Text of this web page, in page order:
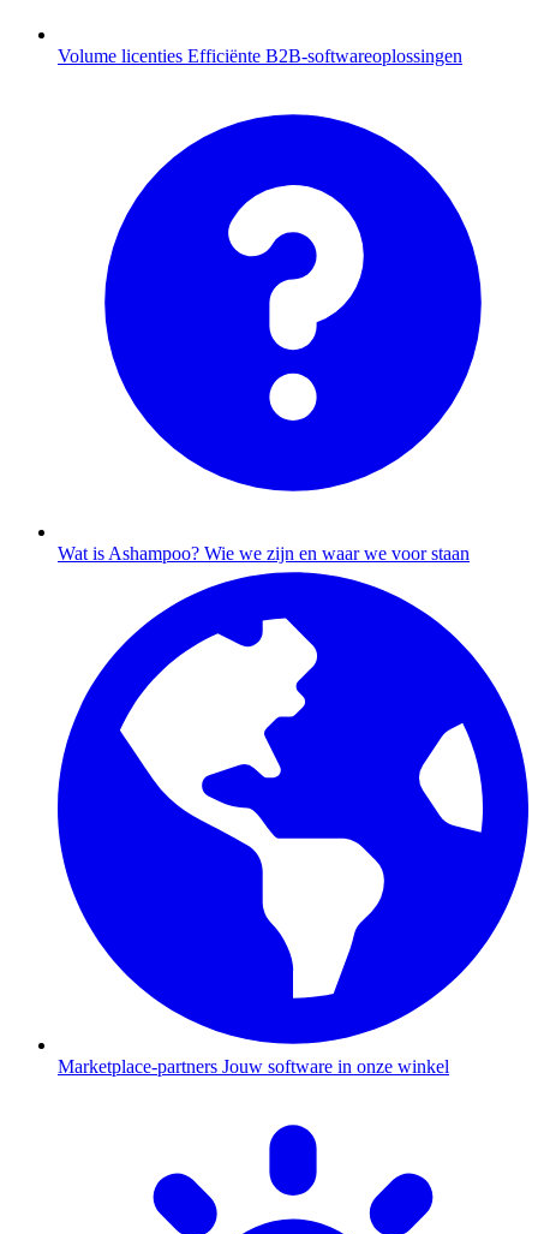
Volume licenties Efficiënte B2B-softwareoplossingen
Wat is Ashampoo? Wie we zijn en waar we voor staan
Marketplace-partners Jouw software in onze winkel